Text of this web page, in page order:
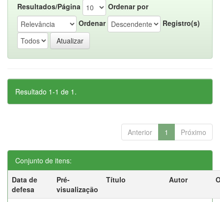
Resultados/Página
Ordenar por
Ordenar
Registro(s)
Resultado 1-1 de 1.
Anterior 1 Próximo
Conjunto de itens:
Data de
defesa
Pré-
visualização
Título Autor